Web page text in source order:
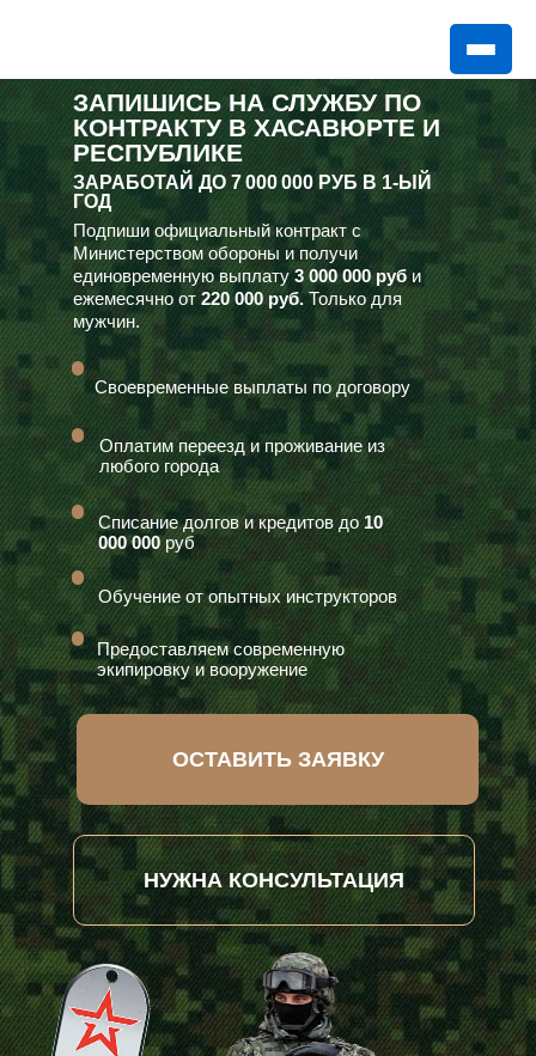
ЗАПИШИСЬ НА СЛУЖБУ ПО
КОНТРАКТУ В ХАСАВЮРТЕ И
РЕСПУБЛИКЕ
ЗАРАБОТАЙ ДО 7 000 000 РУБ В 1-ЫЙ
ГОД
Подпиши официальный контракт с
Министерством обороны и получи
единовременную выплату3 000 000 руб и
ежемесячно от 220 000 руб.Только для
мужчин.
ОСТАВИТЬ ЗАЯВКУ
НУЖНА КОНСУЛЬТАЦИЯ
Оплатим переезд и проживание из
любого города
Предоставляем современную
экипировку и вооружение
Списание долгов и кредитов до10
000 000руб
Обучение от опытных инструкторов
Своевременные выплаты по договору